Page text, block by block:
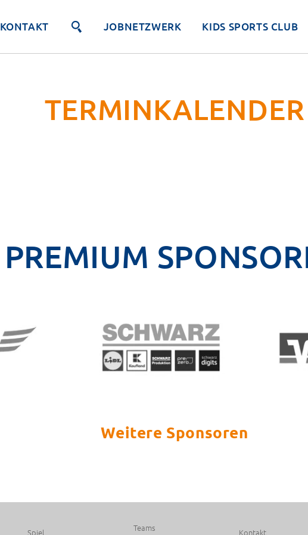
KONTAKT JOBNETZWERK KIDS SPORTS CLUB
TERMINKALENDER
PREMIUM
Weitere Sponsoren
Spiel Teams Kontakt